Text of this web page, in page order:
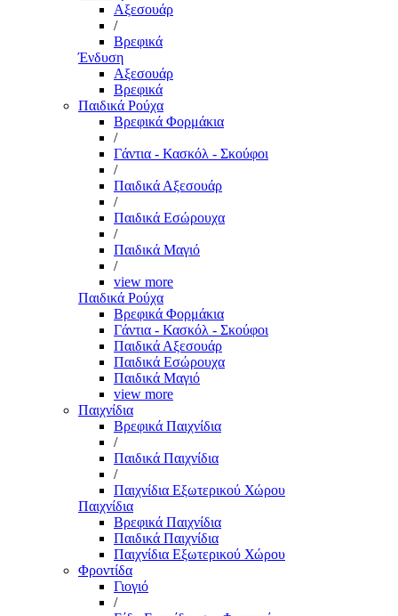
Αξεσουάρ
/
Βρεφικά
Ένδυση
Αξεσουάρ
Βρεφικά
Παιδικά Ρούχα
Βρεφικά Φορμάκια
/
Γάντια - Κασκόλ - Σκούφοι
/
Παιδικά Αξεσουάρ
/
Παιδικά Εσώρουχα
/
Παιδικά Μαγιό
/
view more
Παιδικά Ρούχα
Βρεφικά Φορμάκια
Γάντια - Κασκόλ - Σκούφοι
Παιδικά Αξεσουάρ
Παιδικά Εσώρουχα
Παιδικά Μαγιό
view more
Παιχνίδια
Βρεφικά Παιχνίδια
/
Παιδικά Παιχνίδια
/
Παιχνίδια Εξωτερικού Χώρου
Παιχνίδια
Βρεφικά Παιχνίδια
Παιδικά Παιχνίδια
Παιχνίδια Εξωτερικού Χώρου
Φροντίδα
Γιογιό
/